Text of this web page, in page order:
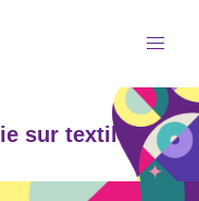
sur textile